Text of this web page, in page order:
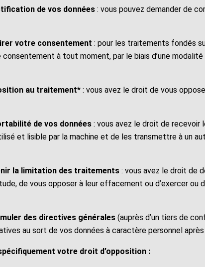
de vos données : vous pouvez demander de
votre consentement : pour les traitements fondés
à tout moment, par le biais d’une
au traitement* : vous avez le droit de vous
de vos données : vous avez le droit de recevoir
et lisible par la machine et de les transmettre à un
la limitation des traitements : vous avez le droit de
de vous opposer à leur effacement ou d’exercer
des directives générales (auprès d’un tiers de
au sort de vos données à caractère personnel
votre droit d’opposition :